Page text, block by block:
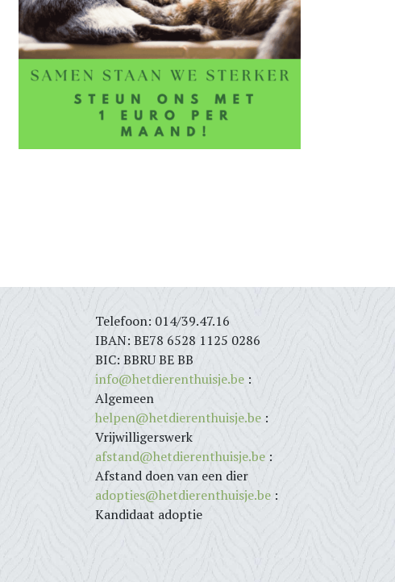
Telefoon: 014/39.47.16
IBAN: BE78 6528 1125 0286
BIC: BBRU BE BB
info@hetdierenthuisje.be :
Algemeen
helpen@hetdierenthuisje.be :
Vrijwilligerswerk
afstand@hetdierenthuisje.be :
Afstand doen van een dier
adopties@hetdierenthuisje.be :
Kandidaat adoptie